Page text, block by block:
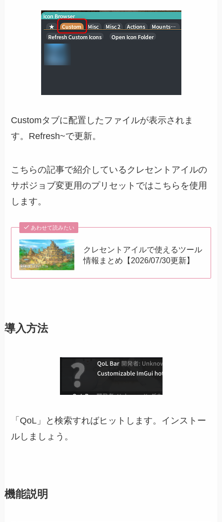
Customタブに配置したファイルが表示されま
す。Refresh~で更新。
こちらの記事で紹介しているクレセントアイルの
サポジョブ変更用のプリセットではこちらを使用
します。
あわせて読みたい
クレセントアイルで使えるツール
情報まとめ【2026/07/30更新】
導入方法
「QoL」と検索すればヒットします。インストー
ルしましょう。
機能説明